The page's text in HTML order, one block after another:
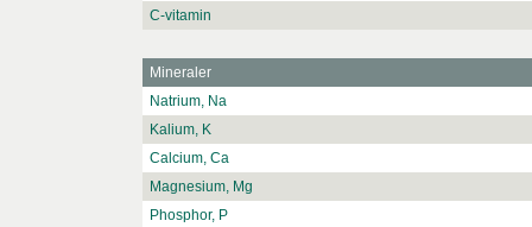
C-vitamin
Mineraler
Natrium, Na
Kalium, K
Calcium, Ca
Magnesium, Mg
Phosphor, P